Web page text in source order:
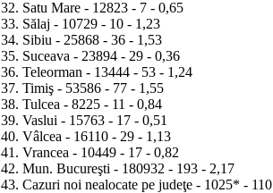
32. Satu Mare - 12823 - 7 - 0,65
33. Sălaj - 10729 - 10 - 1,23
34. Sibiu - 25868 - 36 - 1,53
35. Suceava - 23894 - 29 - 0,36
36. Teleorman - 13444 - 53 - 1,24
37. Timiş - 53586 - 77 - 1,55
38. Tulcea - 8225 - 11 - 0,84
39. Vaslui - 15763 - 17 - 0,51
40. Vâlcea - 16110 - 29 - 1,13
41. Vrancea - 10449 - 17 - 0,82
42. Mun. Bucureşti - 180932 - 193 - 2,17
43. Cazuri noi nealocate pe judeţe - 1025* - 110